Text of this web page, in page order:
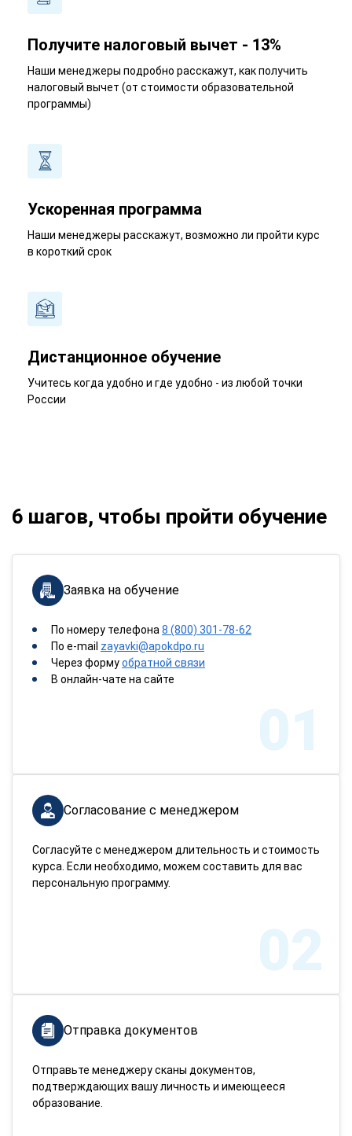
Получите налоговый вычет - 13%
Наши менеджеры подробно расскажут, как получить
налоговый вычет (от стоимости образовательной
программы)
Ускоренная программа
Наши менеджеры расскажут, возможно ли пройти курс
в короткий срок
Дистанционное обучение
Учитесь когда удобно и где удобно - из любой точки
России
6 шагов, чтобы пройти обучение
Заявка на обучение
По номеру телефона 8 (800) 301-78-62
По e-mail zayavki@apokdpo.ru
Через формуобратной связи
В онлайн-чате на сайте
01
Согласование с менеджером
Согласуйте с менеджером длительность и стоимость
курса. Если необходимо, можем составить для вас
персональную программу.
02
Отправка документов
Отправьте менеджеру сканы документов,
подтверждающих вашу личность и имеющееся
образование.